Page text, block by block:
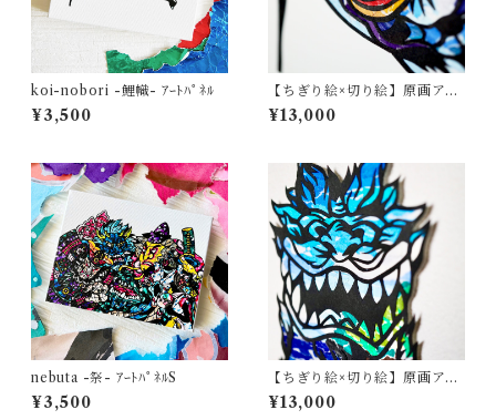
koi-nobori -鯉幟- ｱｰﾄﾊﾟﾈﾙ
¥3,500
【ちぎり絵×切り絵】原画アー
ト『koi-nobori（鯉のぼ
り）』
¥13,000
nebuta -祭- ｱｰﾄﾊﾟﾈﾙS
¥3,500
【ちぎり絵×切り絵】原画アー
ト『A-jin（阿神シーサー）』
沖縄・守り神
¥13,000